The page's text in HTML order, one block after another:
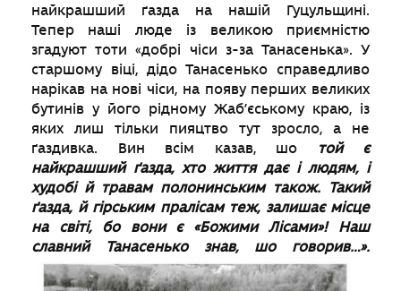
найкрашший ґазда на нашій Гуцульщині.
Тепер наші люде із великою приємністю
згадуют тоти «добрі чіси з-за Танасенька». У
старшому віці, дідо Танасенько справедливо
нарікав на нові чіси, на появу перших великих
бутинів у його рідному Жаб’єському краю, із
яких лиш тільки пияцтво тут зросло, а не
ґаздивка. Вин всім казав, шо
той є
найкрашший ґазда, хто життя дає і людям, і
худобі й травам полонинським також. Такий
ґазда, й гірським пралісам теж, залишає місце
на світі, бо вони є «Божими Лісами»! Наш
славний Танасенько знав, шо говорив…».